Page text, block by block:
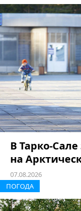
В Тарко-
на
07.08.2026
ПОГОДА